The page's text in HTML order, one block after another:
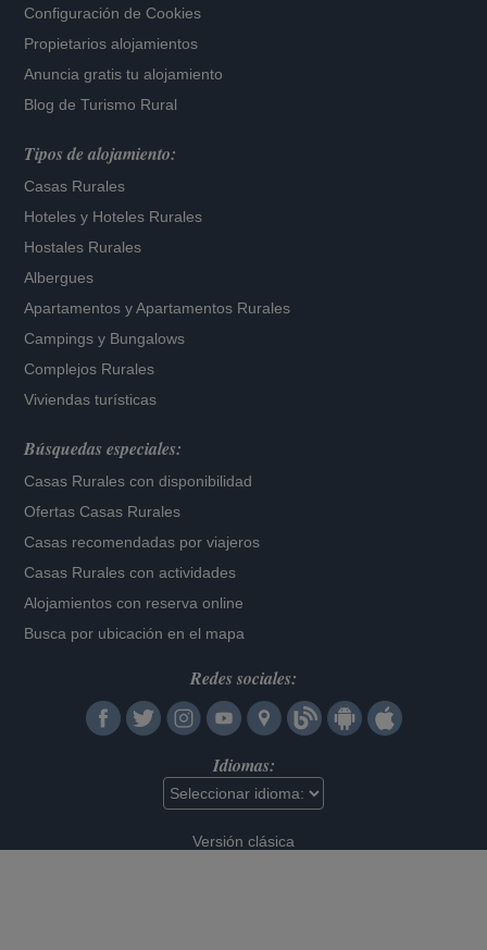
Configuración de Cookies
Propietarios alojamientos
Anuncia gratis tu alojamiento
Blog de Turismo Rural
Tipos de alojamiento:
Casas Rurales
Hoteles y Hoteles Rurales
Hostales Rurales
Albergues
Apartamentos yApartamentos Rurales
Campings y Bungalows
Complejos Rurales
Viviendas turísticas
Búsquedas especiales:
Casas Rurales con disponibilidad
Ofertas Casas Rurales
Casas recomendadas por viajeros
Casas Rurales con actividades
Alojamientos con reserva online
Busca por ubicación en el mapa
Redes sociales:
Idiomas:
Versión clásica